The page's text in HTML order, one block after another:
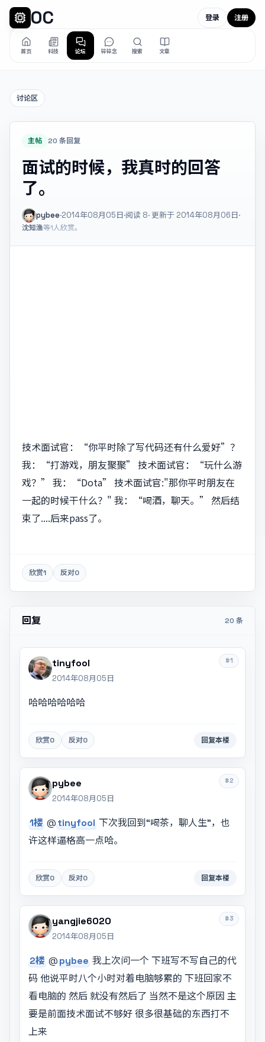
OC
首页 科技 论坛 碎碎念 搜索 文章
登录 注册
讨论区
主帖 20 条回复
面试的时候，我真时的回答
了。
pybee·2014年08月05日·阅读 8· 更新于 2014年08月06日·
沈知渔等1人欣赏。
技术面试官：“你平时除了写代码还有什么爱好”？
我：“打游戏，朋友聚聚” 技术面试官：“玩什么游
戏？” 我：“Dota” 技术面试官:"那你平时朋友在
一起的时候干什么？" 我：“喝酒，聊天。” 然后结
束了....后来pass了。
欣赏1 反对0
回复 20 条
#1
tinyfool
2014年08月05日
哈哈哈哈哈哈
欣赏0 反对0 回复本楼
#2
pybee
2014年08月05日
1楼 @tinyfool 下次我回到“喝茶，聊人生”，也
许这样逼格高一点哈。
欣赏0 反对0 回复本楼
#3
yangjie6020
2014年08月05日
2楼 @pybee 我上次问一个 下班写不写自己的代
码 他说平时八个小时对着电脑够累的 下班回家不
看电脑的 然后 就没有然后了 当然不是这个原因 主
要是前面技术面试不够好 很多很基础的东西打不
上来